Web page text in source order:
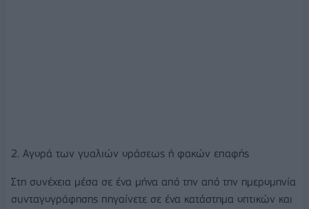
2. Αγορά των γυαλιών οράσεως ή φακών επαφής
Στη συνέχεια μέσα σε ένα μήνα από την από την ημερομηνία
συνταγογράφησης πηγαίνετε σε ένα κατάστημα οπτικών και